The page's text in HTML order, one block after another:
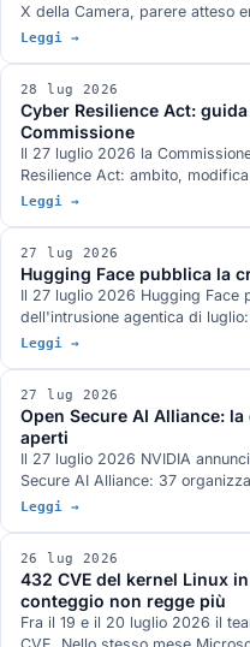
X della Camera, parere atteso
poteri fra sei autorità e
24 luglio.
Leggi →
28 lug 2026
Cyber Resilience Act:
Commissione
Il 27 luglio 2026 la
Resilience Act: ambito,
reporting e valutazione del
Leggi →
27 lug 2026
Hugging Face pubblica la
Il 27 luglio 2026 Hugging Face
dell'intrusione agentica di
mezzo, due vettori di ingresso,
Leggi →
27 lug 2026
Open Secure AI Alliance:
aperti
Il 27 luglio 2026 NVIDIA
Secure AI Alliance: 37
ispezionabili, con modelli e pesi
analoghe esistono già e chi
Leggi →
26 lug 2026
432 CVE del kernel Linux
conteggio non regge più
Fra il 19 e il 20 luglio 2026 il